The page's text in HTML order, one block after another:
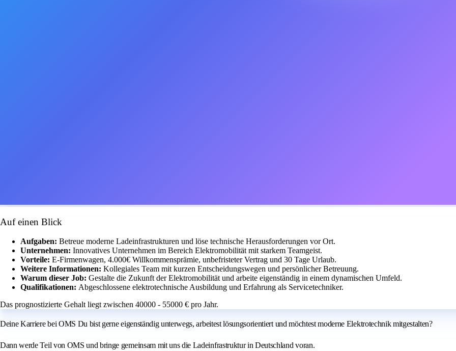
Auf einen Blick
Aufgaben: Betreue moderne Ladeinfrastrukturen und löse technische Herausforderungen vor Ort.
Unternehmen: Innovatives Unternehmen im Bereich Elektromobilität mit starkem Teamgeist.
Vorteile: E-Firmenwagen, 4.000€ Willkommensprämie, unbefristeter Vertrag und 30 Tage Urlaub.
Weitere Informationen: Kollegiales Team mit kurzen Entscheidungswegen und persönlicher Betreuung.
Warum dieser Job: Gestalte die Zukunft der Elektromobilität und arbeite eigenständig in einem dynamischen Umfeld.
Qualifikationen: Abgeschlossene elektrotechnische Ausbildung und Erfahrung als Servicetechniker.
Das prognostizierte Gehalt liegt zwischen 40000 - 55000 € pro Jahr.
Deine Karriere bei OMS Du bist gerne eigenständig unterwegs, arbeitest lösungsorientiert und möchtest moderne Elektrotechnik mitgestalten?
Dann werde Teil von OMS und bringe gemeinsam mit uns die Ladeinfrastruktur in Deutschland voran.